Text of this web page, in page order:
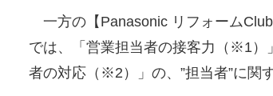
一方の【Panasonic リフォーム
では、「営業担当者の接客力（※1）
者の対応（※2）」の、”担当者”に関